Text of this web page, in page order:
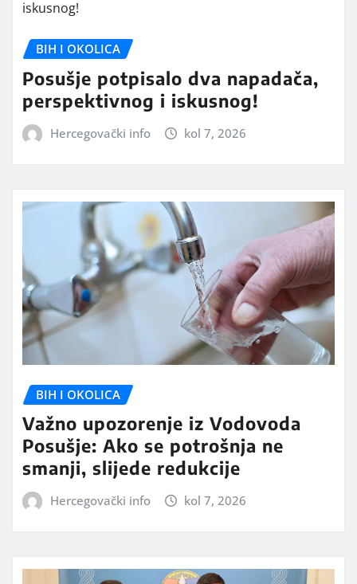
BIH I OKOLICA
Posušje potpisalo dva napadača,
perspektivnog i iskusnog!
Hercegovački info kol 7, 2026
BIH I OKOLICA
Važno upozorenje iz Vodovoda
Posušje: Ako se potrošnja ne
smanji, slijede redukcije
Hercegovački info kol 7, 2026